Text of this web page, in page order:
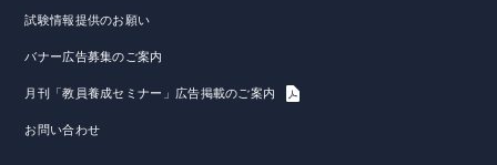
試験情報提供のお願い
バナー広告募集のご案内
月刊「教員養成セミナー」広告掲載のご案内
お問い合わせ